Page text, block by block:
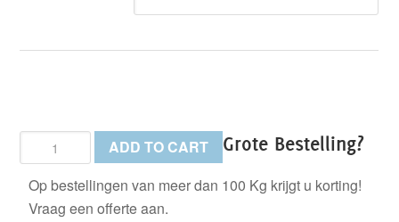
Champ
Breed
Pup
quantity
ADD TO CART Grote Bestelling?
Op bestellingen van meer dan 100 Kg krijgt u korting!
Vraag een offerte aan.